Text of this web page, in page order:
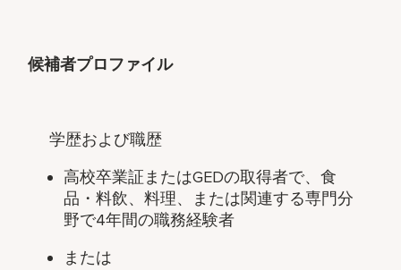
候補者プロファイル
学歴および職歴
高校卒業証またはGEDの取得者で、食
品・料飲、料理、または関連する専門分
野で4年間の職務経験者
または